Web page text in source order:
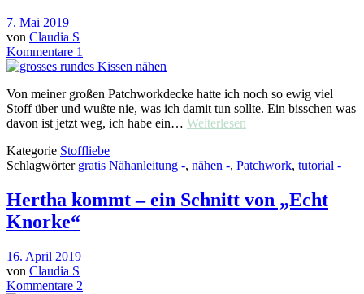
7. Mai 2019
von Claudia S
Kommentare 1
Von meiner großen Patchworkdecke hatte ich noch so ewig viel
Stoff über und wußte nie, was ich damit tun sollte. Ein bisschen was
davon ist jetzt weg, ich habe ein… Weiterlesen
Kategorie Stoffliebe
Schlagwörter gratis Nähanleitung -, nähen -, Patchwork, tutorial -
Hertha kommt – ein Schnitt von „Echt
Knorke“
16. April 2019
von Claudia S
Kommentare 2